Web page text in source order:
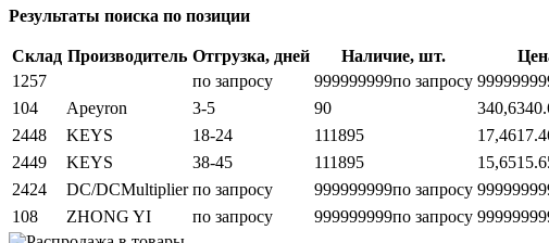
Результаты поиска по позиции
Склад Производитель Отгрузка, дней Наличие, шт.
1257
по запросу 999999999по запросу
104 Apeyron 3-5 90 340,6
2448
KEYS 18-24 111895 17,46
2449
KEYS 38-45 111895 15,65
2424
DC/DCMultiplier по запросу 999999999по запросу
108 ZHONG YI по запросу 999999999по запросу